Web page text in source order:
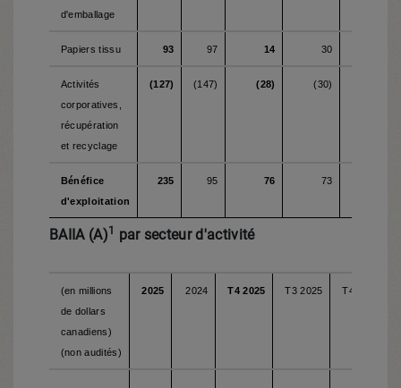
d'emballage
Papiers tissu 93 97 14 30
Activités
corporatives,
récupération
et recyclage
(127) (147) (28) (30)
Bénéfice
d'exploitation
235 95 76 73
BAIIA (A)1 par secteur d'activité
(en millions
de dollars
canadiens)
(non audités)
2025 2024 T4 2025 T3 2025 T4 2024